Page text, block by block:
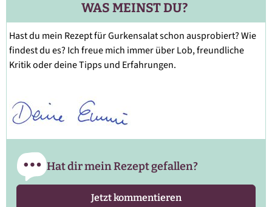
WAS MEINST DU?
Hast du mein Rezept für Gurkensalat schon ausprobiert? Wie
findest du es? Ich freue mich immer über Lob, freundliche
Kritik oder deine Tipps und Erfahrungen.
Hat dir mein Rezept gefallen?
Jetzt kommentieren